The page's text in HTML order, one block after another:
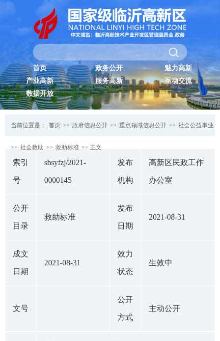
首页 政务公开
魅力高新
产业高新
服务高新
互动交流
数据开放
当前位置是： 首页 >> 政府信息公开 >> 重点领域信息公开 >> 社会公益事业
>> 社会救助 >> 救助标准 >> 正文
索引
号
shsyfzj/2021-
0000145
发布
机构
高新区民政工作
办公室
公开
目录
救助标准
发布
日期
2021-08-31
成文
日期
2021-08-31
效力
状态
生效中
文号
公开
方式
主动公开